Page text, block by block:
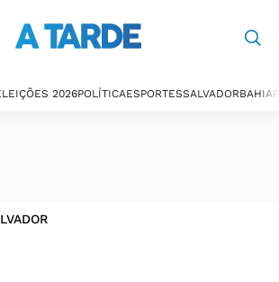
2026POLÍTICAESPORTESSALVADORBAHIA